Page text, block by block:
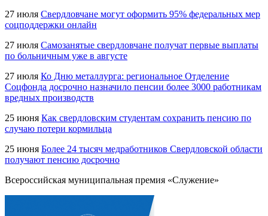
27 июля Свердловчане могут оформить 95% федеральных мер
соцподдержки онлайн
27 июля Самозанятые свердловчане получат первые выплаты
по больничным уже в августе
27 июля Ко Дню металлурга: региональное Отделение
Соцфонда досрочно назначило пенсии более 3000 работникам
вредных производств
25 июня Как свердловским студентам сохранить пенсию по
случаю потери кормильца
25 июня Более 24 тысяч медработников Свердловской области
получают пенсию досрочно
Всероссийская муниципальная премия «Служение»